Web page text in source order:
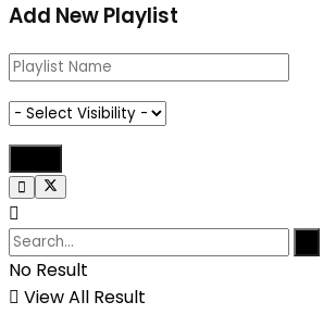
Add New Playlist
No Result
View All Result